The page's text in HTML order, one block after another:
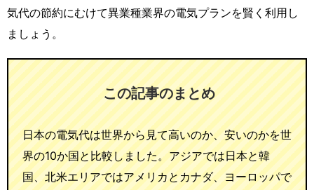
気代の節約にむけて異業種業界の電気プランを賢く利用し
ましょう。
この記事のまとめ
日本の電気代は世界から見て高いのか、安いのかを世
界の10か国と比較しました。アジアでは日本と韓
国、北米エリアではアメリカとカナダ、ヨーロッパで